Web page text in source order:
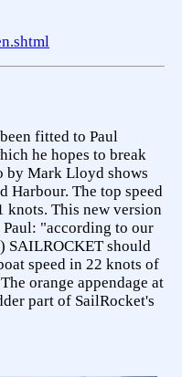
fitted to Paul
he hopes to break
by Mark Lloyd shows
Harbour. The top speed
knots. This new version
Paul: "according to our
SAILROCKET should
speed in 22 knots of
orange appendage at
part of SailRocket's